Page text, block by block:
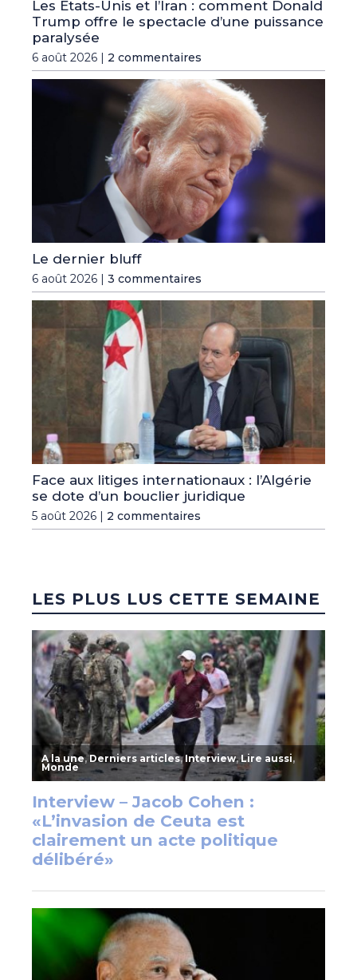
Les Etats-Unis et l’Iran : comment Donald
Trump offre le spectacle d’une puissance
paralysée
6 août 2026 | 2 commentaires
Le dernier bluff
6 août 2026 | 3 commentaires
Face aux litiges internationaux : l’Algérie
se dote d’un bouclier juridique
5 août 2026 | 2 commentaires
LES PLUS LUS CETTE SEMAINE